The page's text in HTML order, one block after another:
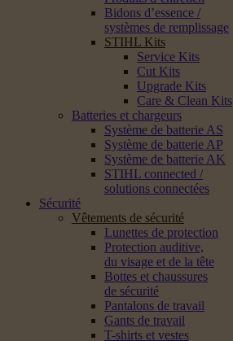
Bidons d’essence /
systèmes de remplissage
STIHL Kits
Service Kits
Cut Kits
Upgrade Kits
Care & Clean Kits
Batteries et chargeurs
Système de batterie AS
Système de batterie AP
Système de batterie AK
STIHL connected /
solutions connectées
Sécurité
Vêtements de sécurité
Lunettes de protection
Protection auditive,
du visage et de la tête
Bottes et chaussures
de sécurité
Pantalons de travail
Gants de travail
T-shirts et vestes